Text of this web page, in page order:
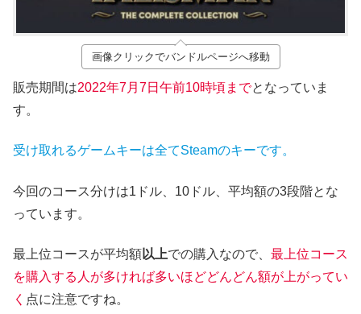
画像クリックでバンドルページへ移動
販売期間は2022年7月7日午前10時頃までとなっていま
す。
受け取れるゲームキーは全てSteamのキーです。
今回のコース分けは1ドル、10ドル、平均額の3段階とな
っています。
最上位コースが平均額以上での購入なので、 最上位コース
を購入する人が多ければ多いほどどんどん額が上がってい
く 点に注意ですね。